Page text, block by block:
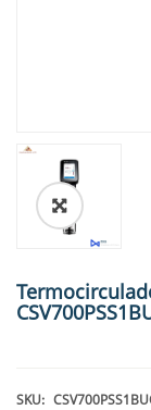
🔍
SKU: